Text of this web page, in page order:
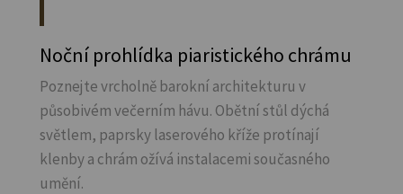
Noční prohlídka piaristického chrámu
Poznejte vrcholně barokní architekturu v
působivém večerním hávu. Obětní stůl dýchá
světlem, paprsky laserového kříže protínají
klenby a chrám ožívá instalacemi současného
umění.